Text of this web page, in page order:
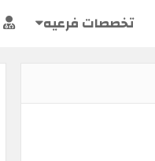
تخصصات فرعيه